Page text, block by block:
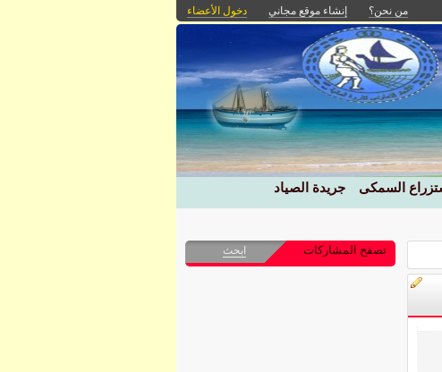
من نحن؟ إنشاء موقع مجاني دخول الأعضاء
السمكى جريدة الصياد
تصفح المشاركات ابحث